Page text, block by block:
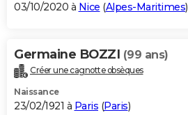
03/10/2020 à Nice (Alpes-Maritimes)
Germaine BOZZI (99 ans)
Créer une cagnotte obsèques
Naissance
23/02/1921 à Paris (Paris)